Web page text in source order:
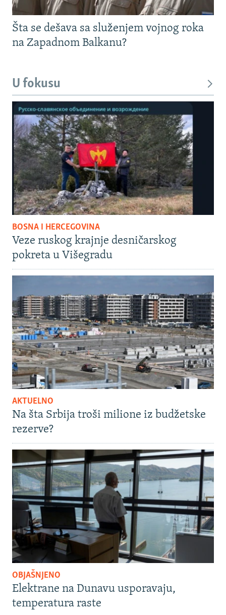
Šta se dešava sa služenjem vojnog roka
na Zapadnom Balkanu?
U fokusu
BOSNA I HERCEGOVINA
Veze ruskog krajnje desničarskog
pokreta u Višegradu
AKTUELNO
Na šta Srbija troši milione iz budžetske
rezerve?
OBJAŠNJENO
Elektrane na Dunavu usporavaju,
temperatura raste